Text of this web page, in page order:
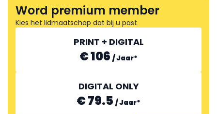
Word premium member
Kies het lidmaatschap dat bij u past
PRINT + DIGITAL
€ 106 /Jaar*
DIGITAL ONLY
€ 79.5 /Jaar*